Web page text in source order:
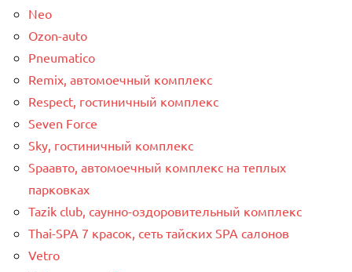
Neo
Ozon-auto
Pneumatico
Remix, автомоечный комплекс
Respect, гостиничный комплекс
Seven Force
Sky, гостиничный комплекс
Spaавто, автомоечный комплекс на теплых
парковках
Tazik club, саунно-оздоровительный комплекс
Thai-SPA 7 красок, сеть тайских SPA салонов
Vetro